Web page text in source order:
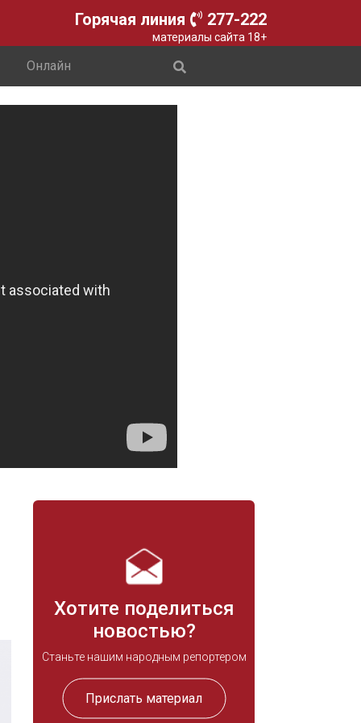
Горячая линия 277-222
материалы сайта 18+
Онлайн
Хотите поделиться
новостью?
Станьте нашим народным репортером
Прислать материал